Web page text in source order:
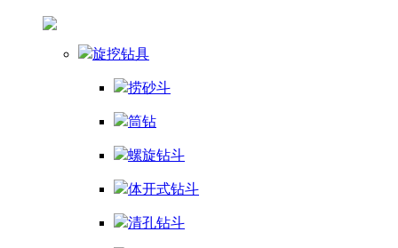
旋挖钻具
捞砂斗
筒钻
螺旋钻斗
体开式钻斗
清孔钻斗